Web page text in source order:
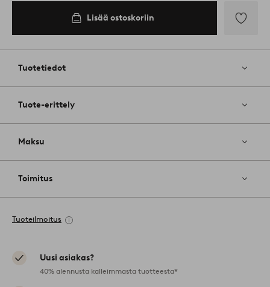
Lisää ostoskoriin
Tuotetiedot
Tuote-erittely
Maksu
Toimitus
Tuoteilmoitus
Uusi asiakas?
40% alennusta kalleimmasta tuotteesta*